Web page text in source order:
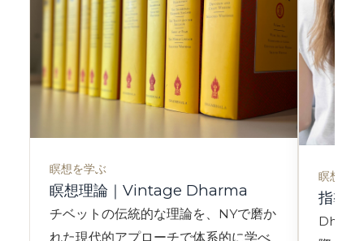
瞑想を学ぶ
瞑想理論｜Vintage Dharma
チベットの伝統的な理論を、NYで磨か
れた現代的アプローチで体系的に学べ
瞑想を
指導